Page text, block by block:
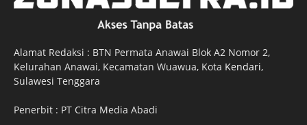
Alamat Redaksi : BTN Permata Anawai Blok A2 Nomor 2,
Kelurahan Anawai, Kecamatan Wuawua, Kota Kendari,
Sulawesi Tenggara
Penerbit : PT Citra Media Abadi